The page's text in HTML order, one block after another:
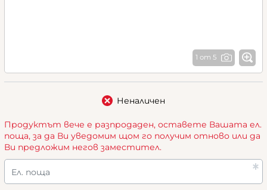
1 от 5
Неналичен
Продуктът вече е разпродаден, оставете Вашата ел.
поща, за да Ви уведомим щом го получим отново или да
Ви предложим негов заместител.
Ел. поща